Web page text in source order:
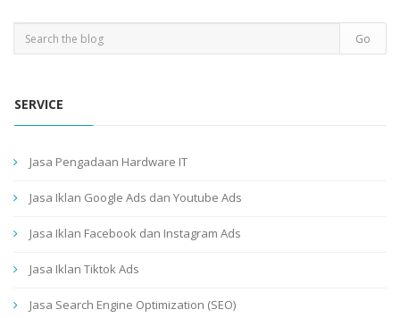
SERVICE
Jasa Pengadaan Hardware IT
Jasa Iklan Google Ads dan Youtube Ads
Jasa Iklan Facebook dan Instagram Ads
Jasa Iklan Tiktok Ads
Jasa Search Engine Optimization (SEO)